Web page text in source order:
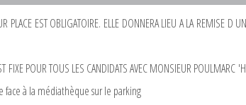
PLACE EST OBLIGATOIRE. ELLE DONNERA LIEU A LA REMISE D
FIXE POUR TOUS LES CANDIDATS AVEC MONSIEUR
face à la médiathèque sur le parking